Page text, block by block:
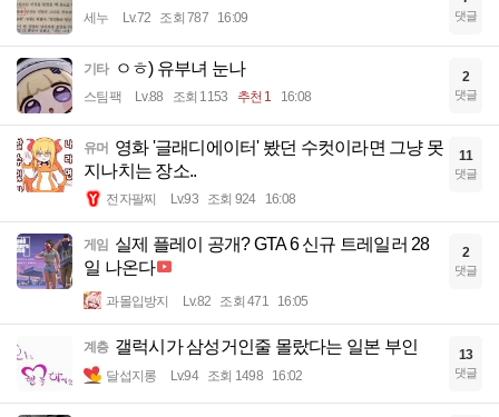
세누 Lv.72 조회 787 16:09 댓글
기타 ㅇㅎ) 유부녀 눈나
스팀팩 Lv.88 조회 1153 추천 1 16:08
2
댓글
유머 영화 '글래디에이터' 봤던 수컷이라면 그냥 못
지나치는 장소..
전자팔찌 Lv.93 조회 924 16:08
11
댓글
게임 실제 플레이 공개? GTA 6 신규 트레일러 28
일 나온다
과몰입방지 Lv.82 조회 471 16:05
2
댓글
계층 갤럭시가 삼성거인줄 몰랐다는 일본 부인
달섭지롱 Lv.94 조회 1498 16:02
13
댓글